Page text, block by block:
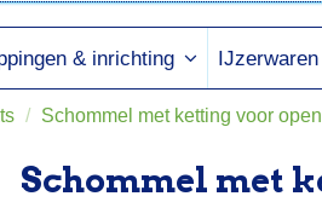
& inrichting IJzerwaren
Schommel met ketting voor
Schommel met